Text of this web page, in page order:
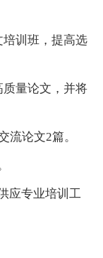
训班，提高选
量论文，并将
论文2篇。
应专业培训工